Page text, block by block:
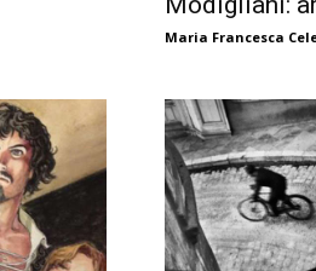
Maria Francesca